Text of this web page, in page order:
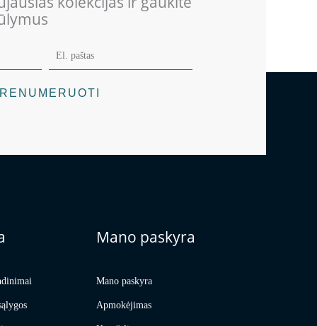
Mano paskyra
Mano paskyra
Apmokėjimas